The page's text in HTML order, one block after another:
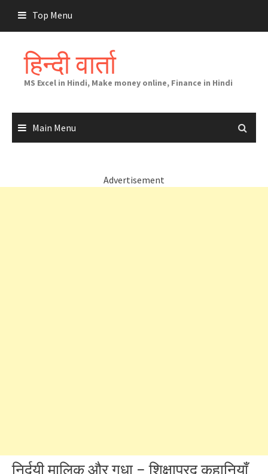
content
Top Menu
हिन्दी वार्ता
MS Excel in Hindi, Make money online, Finance in Hindi
Main Menu
Advertisement
निर्दयी मालिक और गधा – शिक्षाप्रद कहानियाँ